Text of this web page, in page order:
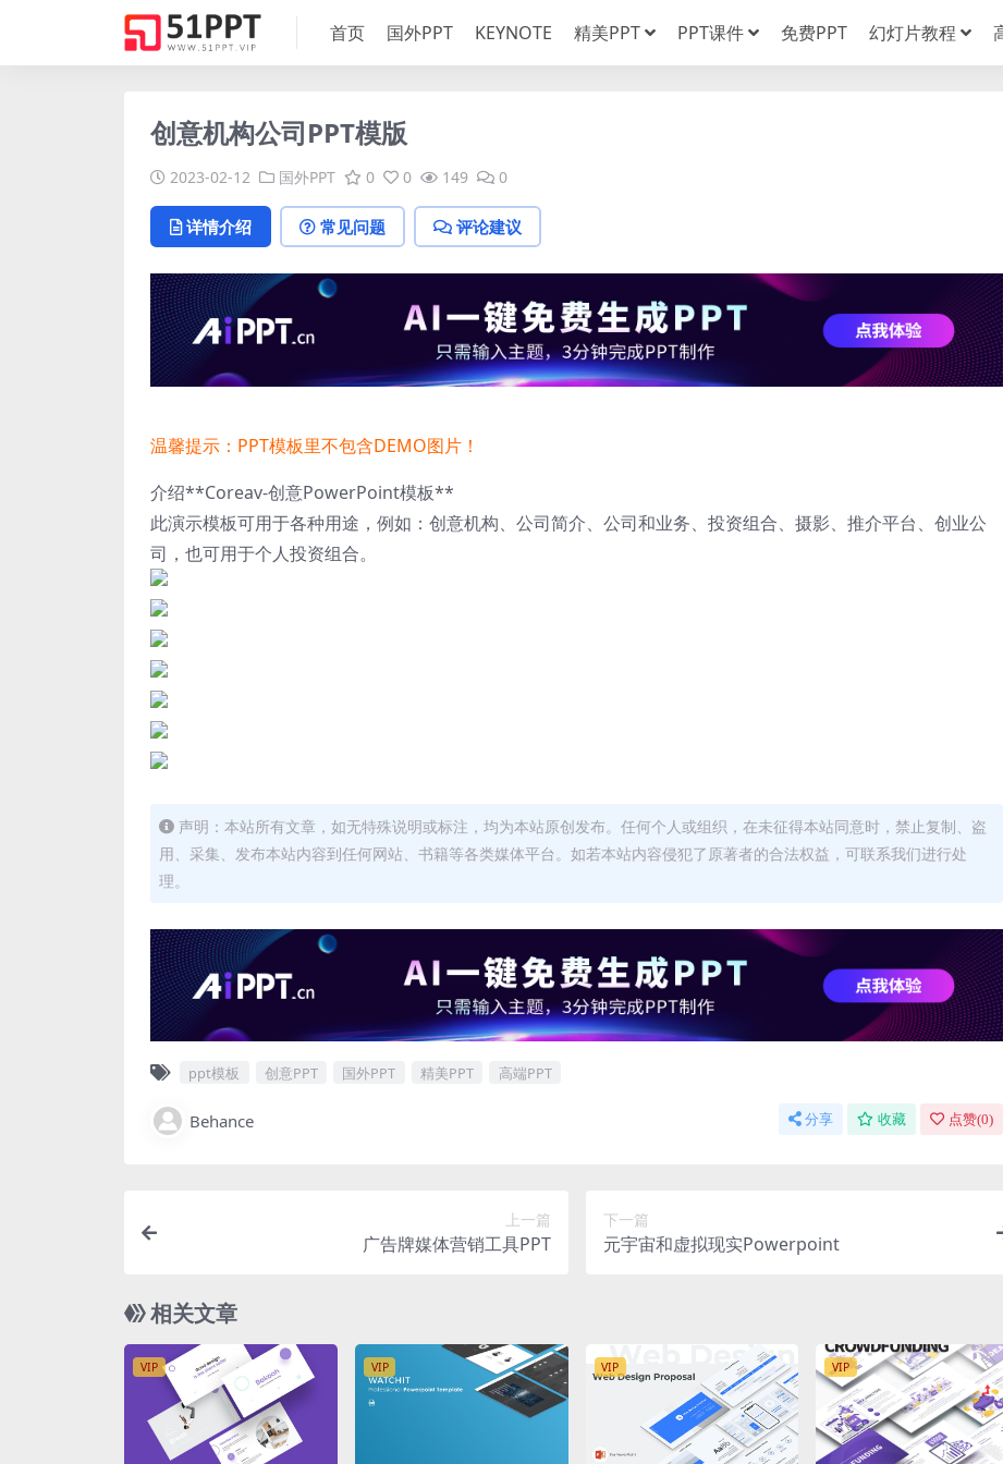
首页 国外PPT KEYNOTE 精美PPT PPT课件 免费PPT 幻灯片教程
创意机构公司PPT模版
2023-02-12 国外PPT 0 0 149 0
详情介绍 常见问题 评论建议
温馨提示：PPT模板里不包含DEMO图片！
介绍**Coreav-创意PowerPoint模板**
此演示模板可用于各种用途，例如：创意机构、公司简介、公司和业务、投资组合、摄影、推介平台、创业公
司，也可用于个人投资组合。
声明：本站所有文章，如无特殊说明或标注，均为本站原创发布。任何个人或组织，在未征得本站同意时，禁止复制、盗
用、采集、发布本站内容到任何网站、书籍等各类媒体平台。如若本站内容侵犯了原著者的合法权益，可联系我们进行处
理。
ppt模板 创意PPT 国外PPT 精美PPT 高端PPT
Behance 分享 收藏 点赞(0)
上一篇
广告牌媒体营销工具PPT
下一篇
元宇宙和虚拟现实Powerpoint
相关文章
VIP VIP VIP VIP